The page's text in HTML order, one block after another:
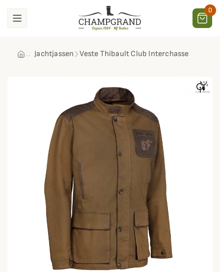
0
Jachtjassen Veste Thibault Club Interchasse